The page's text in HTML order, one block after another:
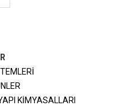
KİMYASALLARI